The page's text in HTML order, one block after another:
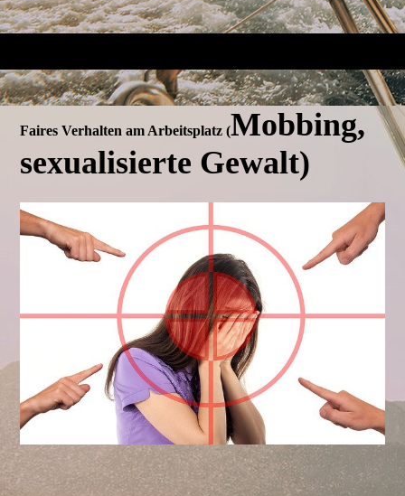
Faires Verhalten am Arbeitsplatz (Mobbing,
sexualisierte Gewalt)